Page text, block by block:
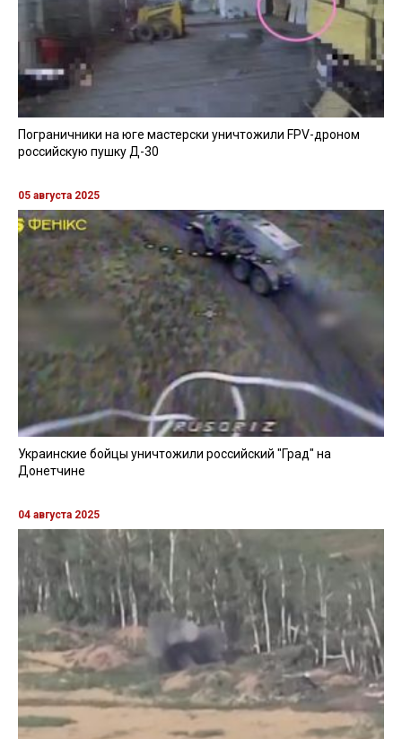
Пограничники на юге мастерски уничтожили FPV-дроном
российскую пушку Д-30
05 августа 2025
Украинские бойцы уничтожили российский "Град" на
Донетчине
04 августа 2025